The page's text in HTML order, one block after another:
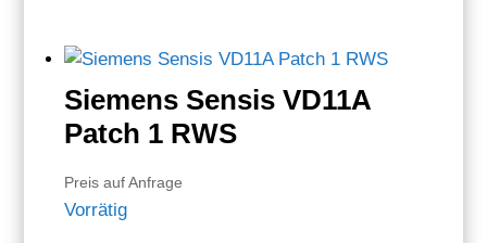
Siemens Sensis VD11A
Patch 1 RWS
Preis auf Anfrage
Vorrätig